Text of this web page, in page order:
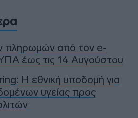
πληρωμών από τον e-
έως τις 14 Αυγούστου
Η εθνική υποδομή για
υγείας προς